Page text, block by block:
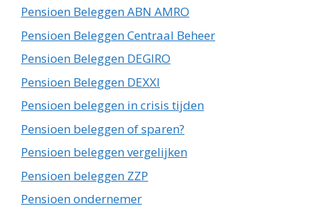
Pensioen Beleggen ABN AMRO
Pensioen Beleggen Centraal Beheer
Pensioen Beleggen DEGIRO
Pensioen Beleggen DEXXI
Pensioen beleggen in crisis tijden
Pensioen beleggen of sparen?
Pensioen beleggen vergelijken
Pensioen beleggen ZZP
Pensioen ondernemer